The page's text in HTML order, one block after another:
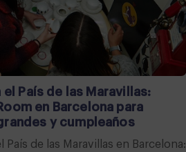
el País de las Maravillas:
en Barcelona para
y cumpleaños
País de las Maravillas en Barcelona: